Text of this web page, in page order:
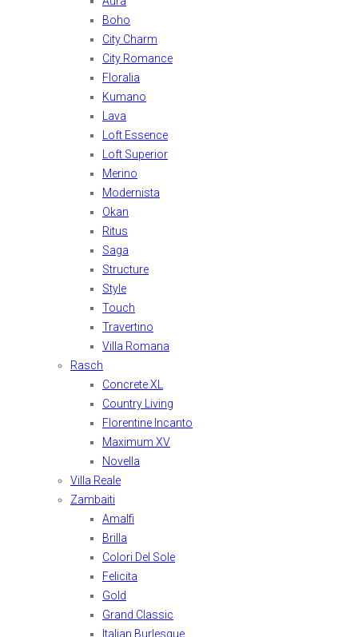
Boho
City Charm
City Romance
Floralia
Kumano
Lava
Loft Essence
Loft Superior
Merino
Modernista
Okan
Ritus
Saga
Structure
Style
Touch
Travertino
Villa Romana
Rasch
Concrete XL
Country Living
Florentine Incanto
Maximum XV
Novella
Villa Reale
Zambaiti
Amalfi
Brilla
Colori Del Sole
Felicita
Gold
Grand Classic
Italian Burlesque